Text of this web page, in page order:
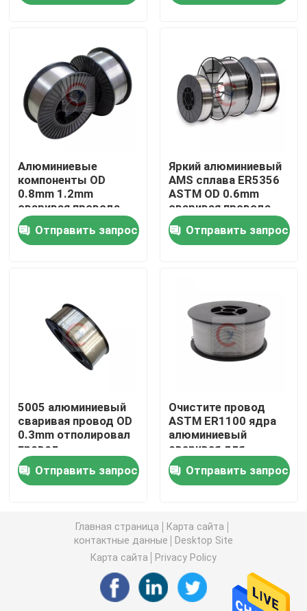
Тур по фабрике
Контроль качества
Свяжитесь с нами
Сделать запрос
Алюминиевая круглая труба
Лист углерода стальной
Алюминиевая квадратная трубка
круглый алюминиевый лист
Алюминиевая трубка катушки
Алюминиевые
компоненты OD
0.8mm 1.2mm
сваривая провода
ER4043
автомобильные
Отправить запрос
Яркий алюминиевый
AMS сплава ER5356
ASTM OD 0.6mm
сваривая провода
Отправить запрос
5005 алюминиевый
сваривая провод OD
0.3mm отполировал
провод
алюминиевого
сплава
Отправить запрос
Очистите провод
ASTM ER1100 ядра
алюминиевый
сваривая для
судостроения
Отправить запрос
Главная страница
Карта сайта
контактные данные
Desktop Site
Карта сайта
Privacy Policy